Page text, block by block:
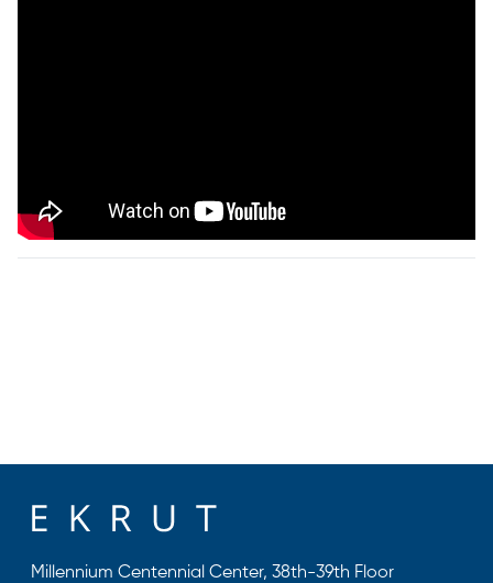
Millennium Centennial Center, 38th-39th Floor